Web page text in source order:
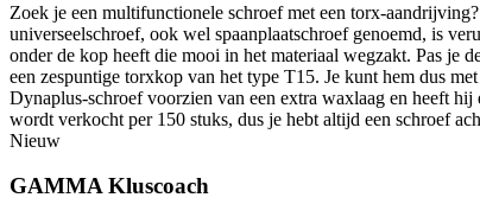
Zoek je een multifunctionele schroef met een torx-
universeelschroef, ook wel spaanplaatschroef genoemd, is
onder de kop heeft die mooi in het materiaal wegzakt. Pas je
een zespuntige torxkop van het type T15. Je kunt hem dus
Dynaplus-schroef voorzien van een extra waxlaag en heeft
wordt verkocht per 150 stuks, dus je hebt altijd een schroef
Nieuw
GAMMA Kluscoach